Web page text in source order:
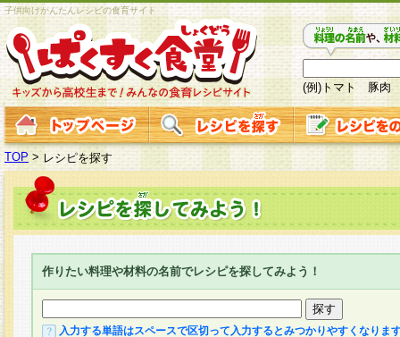
子供向けかんたんレシピの食育サイト
(例)トマト 豚肉
TOP > レシピを探す
作りたい料理や材料の名前でレシピを探してみよう！
入力する単語はスペースで区切って入力するとみつかりやすくなりま